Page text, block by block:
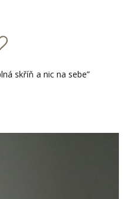
skříň a nic na sebe”